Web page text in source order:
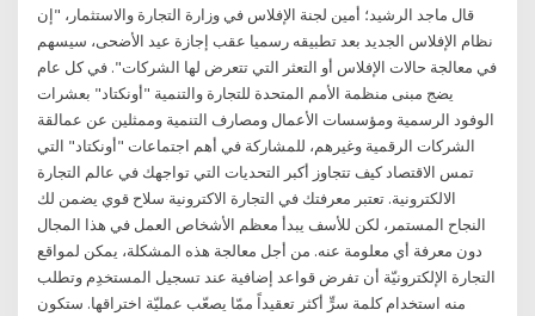
قال ماجد الرشيد؛ أمين لجنة الإفلاس في وزارة التجارة والاستثمار، "إن
نظام الإفلاس الجديد بعد تطبيقه رسميا عقب إجازة عيد الأضحى، سيسهم
في معالجة حالات الإفلاس أو التعثر التي تتعرض لها الشركات". في كل عام
يضج مبنى منظمة الأمم المتحدة للتجارة والتنمية "أونكتاد" بعشرات
الوفود الرسمية ومؤسسات الأعمال ومصارف التنمية وممثلين عن عمالقة
الشركات الرقمية وغيرهم، للمشاركة في أهم اجتماعات "أونكتاد" التي
تمس الاقتصاد كيف تتجاوز أكبر التحديات التي تواجهك في عالم التجارة
الالكترونية. تعتبر معرفتك في التجارة الاكترونية سلاح قوي يضمن لك
النجاح المستمر، لكن للأسف يبدأ معظم الأشخاص العمل في هذا المجال
دون معرفة أي معلومة عنه. من أجل معالجة هذه المشكلة، يمكن لمواقع
التجارة الإلكترونيّة أن تفرض قواعد إضافية عند تسجيل المستخدِم وتطلب
منه استخدام كلمة سرٍّ أكثر تعقيداً ممّا يصعّب عمليّة اختراقها. ستكون